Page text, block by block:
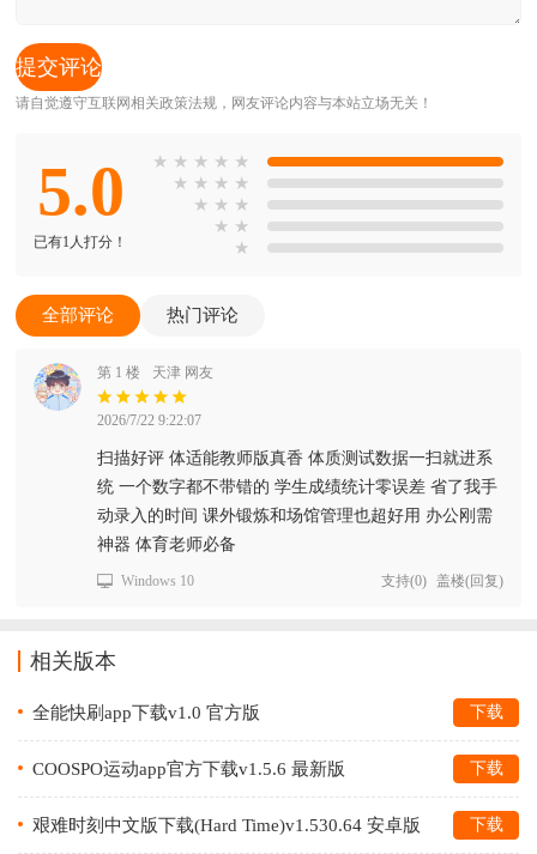
请自觉遵守互联网相关政策法规，网友评论内容与本站立场无关！
5.0
已有1人打分！
★ ★ ★ ★ ★
★ ★ ★ ★
★ ★ ★
★ ★
★
全部评论 热门评论
第 1 楼 天津 网友
2026/7/22 9:22:07
扫描好评 体适能教师版真香 体质测试数据一扫就进系
统 一个数字都不带错的 学生成绩统计零误差 省了我手
动录入的时间 课外锻炼和场馆管理也超好用 办公刚需
神器 体育老师必备
Windows 10 支持(0) 盖楼(回复)
相关版本
全能快刷app下载v1.0 官方版 下载
COOSPO运动app官方下载v1.5.6 最新版 下载
艰难时刻中文版下载(Hard Time)v1.530.64 安卓版 下载